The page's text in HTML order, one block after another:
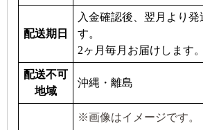
配送期日
入金確認後、翌月より発
す。
2ヶ月毎月お届けします。
配送不可
地域
沖縄・離島
※画像はイメージです。